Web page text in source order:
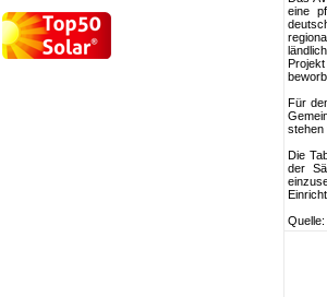
eine
Für
stehen
Die
der